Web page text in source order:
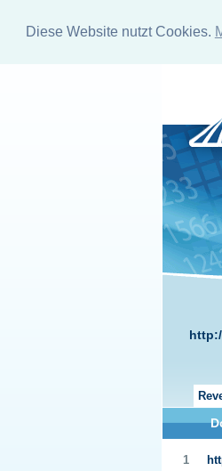
Diese Website nutzt Cookies.
1